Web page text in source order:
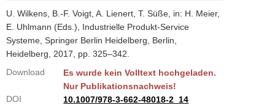
U. Wilkens, B.-F. Voigt, A. Lienert, T. Süße, in: H. Meier,
E. Uhlmann (Eds.), Industrielle Produkt-Service
Systeme, Springer Berlin Heidelberg, Berlin,
Heidelberg, 2017, pp. 325–342.
Download
Es wurde kein Volltext hochgeladen.
Nur Publikationsnachweis!
DOI
10.1007/978-3-662-48018-2_14